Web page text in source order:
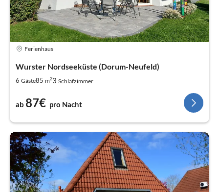
Ferienhaus
Wurster Nordseeküste (Dorum-Neufeld)
6 Gäste85 m23 Schlafzimmer
ab 87€ pro Nacht